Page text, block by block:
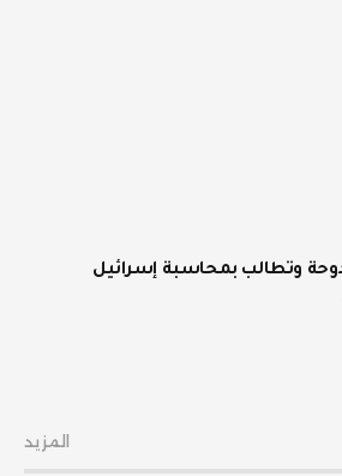
وتطالب بمحاسبة إسرائيل
المزيد